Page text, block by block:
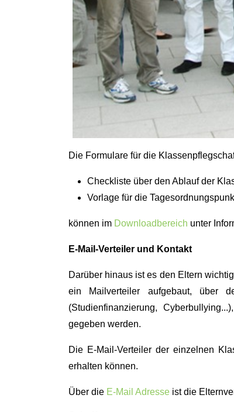
Die Formulare für die
Checkliste über den Ablauf der
Vorlage für die
können im Downloadbereich unter
E-Mail-Verteiler und Kontakt
Darüber hinaus ist es den Eltern
ein Mailverteiler aufgebaut, über
(Studienfinanzierung,
gegeben werden.
Die E-Mail-Verteiler der einzelnen
erhalten können.
Über die E-Mail Adresse ist die